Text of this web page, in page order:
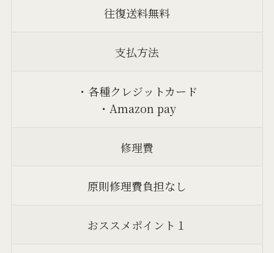
往復送料無料
支払方法
・各種クレジットカード
・Amazon pay
修理費
原則修理費負担なし
おススメポイント１